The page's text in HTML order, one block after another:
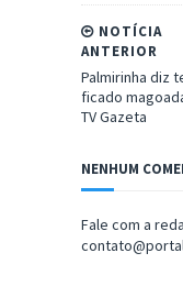
NOTÍCIA
ANTERIOR
Palmirinha diz
ficado
TV Gazeta
NENHUM
Fale com a